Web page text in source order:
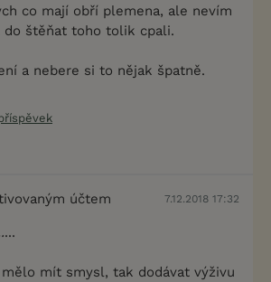
co mají obří plemena, ale nevím
do štěňat toho tolik cpali.
a nebere si to nějak špatně.
účtem 7.12.2018 17:32
...
mít smysl, tak dodávat výživu